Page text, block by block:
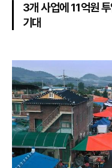
3개 사업에 11억원
기대